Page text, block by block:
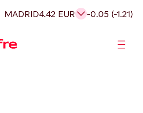
MADRID4.42 EUR -0.05 (-1.21)